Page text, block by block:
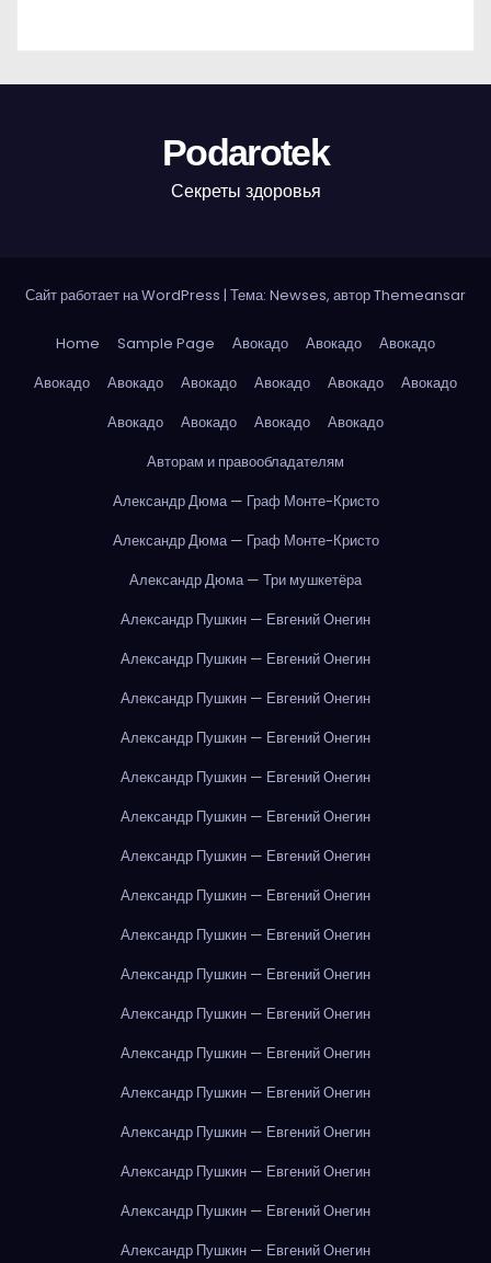
Podarotek
Секреты здоровья
Сайт работает на WordPress | Тема: Newses, авторThemeansar
Home Sample Page Авокадо Авокадо
Авокадо
Авокадо
Авокадо Авокадо Авокадо Авокадо
Авокадо
Авокадо
Авокадо Авокадо
Авокадо
Авторам и правообладателям
Александр Дюма — Граф Монте-Кристо
Александр Дюма — Граф Монте-Кристо
Александр Дюма — Три мушкетёра
Александр Пушкин — Евгений Онегин
Александр Пушкин — Евгений Онегин
Александр Пушкин — Евгений Онегин
Александр Пушкин — Евгений Онегин
Александр Пушкин — Евгений Онегин
Александр Пушкин — Евгений Онегин
Александр Пушкин — Евгений Онегин
Александр Пушкин — Евгений Онегин
Александр Пушкин — Евгений Онегин
Александр Пушкин — Евгений Онегин
Александр Пушкин — Евгений Онегин
Александр Пушкин — Евгений Онегин
Александр Пушкин — Евгений Онегин
Александр Пушкин — Евгений Онегин
Александр Пушкин — Евгений Онегин
Александр Пушкин — Евгений Онегин
Александр Пушкин — Евгений Онегин